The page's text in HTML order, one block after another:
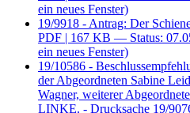
ein neues Fenster)
19/9918 - Antrag: Der
PDF | 167 KB — Status:
ein neues Fenster)
19/10586 -
der Abgeordneten Sabine
Wagner, weiterer
LINKE. - Drucksache 19/